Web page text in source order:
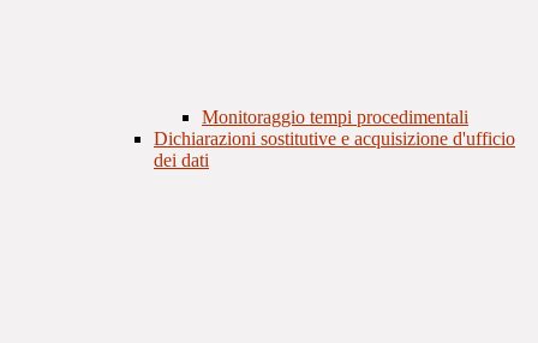
Monitoraggio tempi procedimentali
Dichiarazioni sostitutive e acquisizione d'ufficio
dei dati